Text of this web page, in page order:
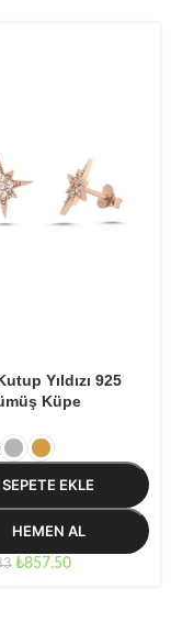
Yıldızı 925
Küpe
SEPETE EKLE
HEMEN AL
₺857.50